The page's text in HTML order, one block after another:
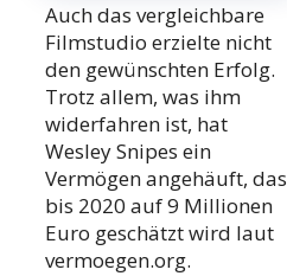
Auch das vergleichbare
Filmstudio erzielte nicht
den gewünschten Erfolg.
Trotz allem, was ihm
widerfahren ist, hat
Wesley Snipes ein
Vermögen angehäuft, das
bis 2020 auf 9 Millionen
Euro geschätzt wird laut
vermoegen.org.